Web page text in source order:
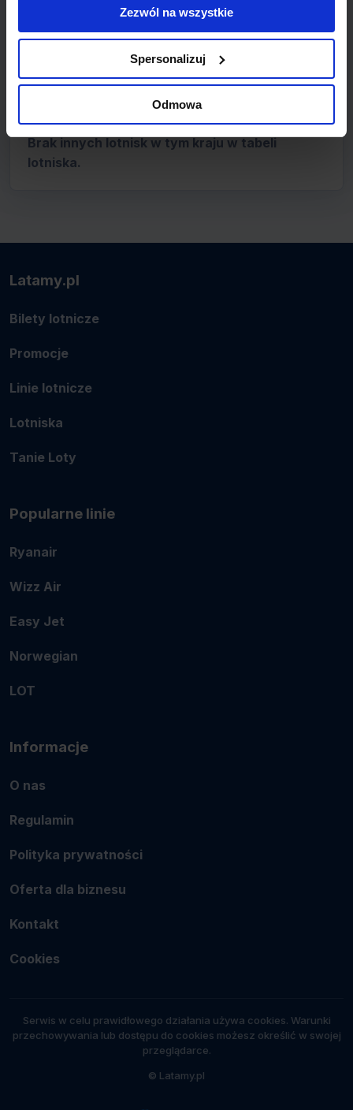
Zezwól na wszystkie
Spersonalizuj
Odmowa
Sprawdź hotele w Booking.com
GIBRALTAR - lotniska
Brak innych lotnisk w tym kraju w tabeli
lotniska.
Latamy.pl
Bilety lotnicze
Promocje
Linie lotnicze
Lotniska
Tanie Loty
Popularne linie
Ryanair
Wizz Air
Easy Jet
Norwegian
LOT
Informacje
O nas
Regulamin
Polityka prywatności
Oferta dla biznesu
Kontakt
Cookies
Serwis w celu prawidłowego działania używa cookies. Warunki
przechowywania lub dostępu do cookies możesz określić w swojej
przeglądarce.
© Latamy.pl